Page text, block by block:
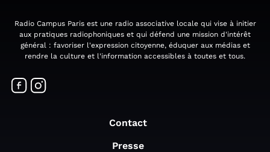
Radio Campus Paris est une radio associative locale qui vise à initier
aux pratiques radiophoniques et qui défend une mission d'intérêt
général : favoriser l'expression citoyenne, éduquer aux médias et
rendre la culture et l'information accessibles à toutes et tous.
Contact
Presse